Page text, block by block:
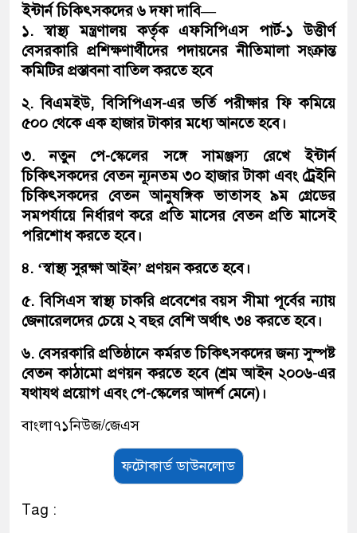
ইন্টার্ন চিকিৎসকদের ৬ দফা দাবি—
১. স্বাস্থ্য মন্ত্রণালয় কর্তৃক এফসিপিএস পার্ট-১ উত্তীর্ণ
বেসরকারি প্রশিক্ষণার্থীদের পদায়নের নীতিমালা সংক্রান্ত
কমিটির প্রস্তাবনা বাতিল করতে হবে
২. বিএমইউ, বিসিপিএস-এর ভর্তি পরীক্ষার ফি কমিয়ে
৫০০ থেকে এক হাজার টাকার মধ্যে আনতে হবে।
৩. নতুন পে-স্কেলের সঙ্গে সামঞ্জস্য রেখে ইন্টার্ন
চিকিৎসকদের বেতন ন্যূনতম ৩০ হাজার টাকা এবং ট্রেইনি
চিকিৎসকদের বেতন আনুষঙ্গিক ভাতাসহ ৯ম গ্রেডের
সমপর্যায়ে নির্ধারণ করে প্রতি মাসের বেতন প্রতি মাসেই
পরিশোধ করতে হবে।
৪. ‘স্বাস্থ্য সুরক্ষা আইন’ প্রণয়ন করতে হবে।
৫. বিসিএস স্বাস্থ্য চাকরি প্রবেশের বয়স সীমা পূর্বের ন্যায়
জেনারেলদের চেয়ে ২ বছর বেশি অর্থাৎ ৩৪ করতে হবে।
৬. বেসরকারি প্রতিষ্ঠানে কর্মরত চিকিৎসকদের জন্য সুস্পষ্ট
বেতন কাঠামো প্রণয়ন করতে হবে (শ্রম আইন ২০০৬-এর
যথাযথ প্রয়োগ এবং পে-স্কেলের আদর্শ মেনে)।
বাংলা৭১নিউজ/জেএস
ফটোকার্ড ডাউনলোড
Tag :